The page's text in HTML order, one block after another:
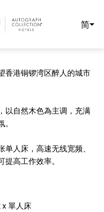
简
香港铜锣湾区醉人的城市
以自然木色為主调，充满
人床，高速无线宽频、
高工作效率。
x 單人床